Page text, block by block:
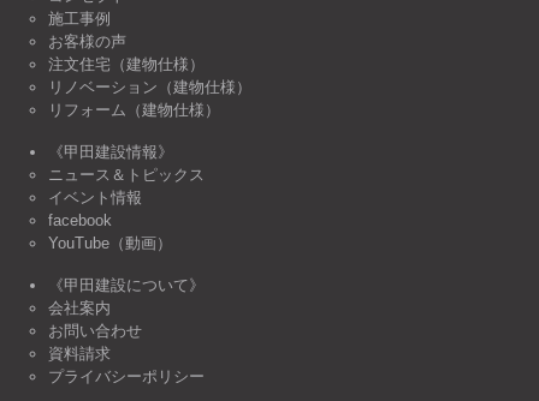
施工事例
お客様の声
注文住宅（建物仕様）
リノベーション（建物仕様）
リフォーム（建物仕様）
《甲田建設情報》
ニュース＆トピックス
イベント情報
facebook
YouTube（動画）
《甲田建設について》
会社案内
お問い合わせ
資料請求
プライバシーポリシー